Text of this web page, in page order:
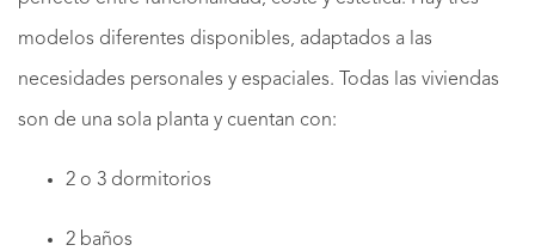
modelos diferentes disponibles, adaptados a las
necesidades personales y espaciales. Todas las viviendas
son de una sola planta y cuentan con:
2 o 3 dormitorios
2 baños